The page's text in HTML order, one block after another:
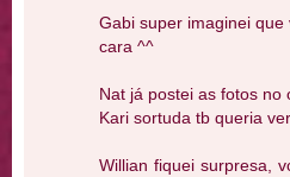
Gabi super imaginei que
cara ^^
Nat já postei as fotos no
Kari sortuda tb queria
Willian fiquei surpresa,